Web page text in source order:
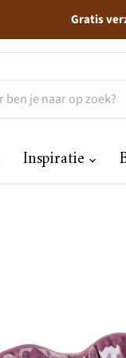
Gratis
Inspiratie